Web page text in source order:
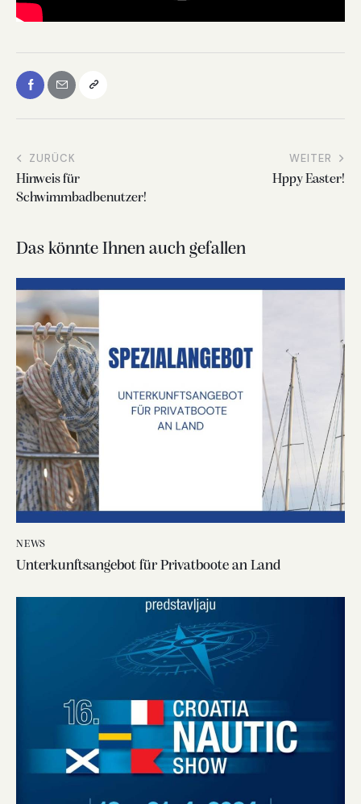
ZURÜCK
Hinweis für
Schwimmbadbenutzer!
WEITER
Hppy Easter!
Das könnte Ihnen auch gefallen
NEWS
Unterkunftsangebot für Privatboote an Land